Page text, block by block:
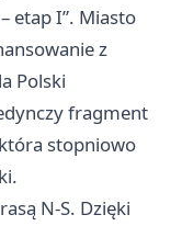
etap I”. Miasto
z
Polski
fragment
stopniowo
N-S. Dzięki